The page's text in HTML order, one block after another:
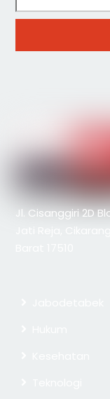
Jl. Cisanggiri 2D
Jati Reja,